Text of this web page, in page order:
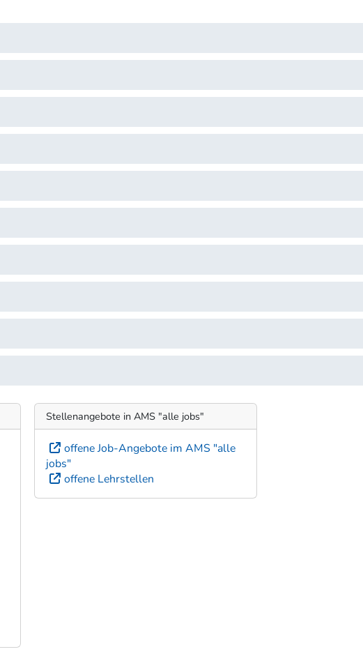
Stellenangebote in AMS "alle jobs"
offene Job-Angebote im AMS "alle
jobs"
offene Lehrstellen